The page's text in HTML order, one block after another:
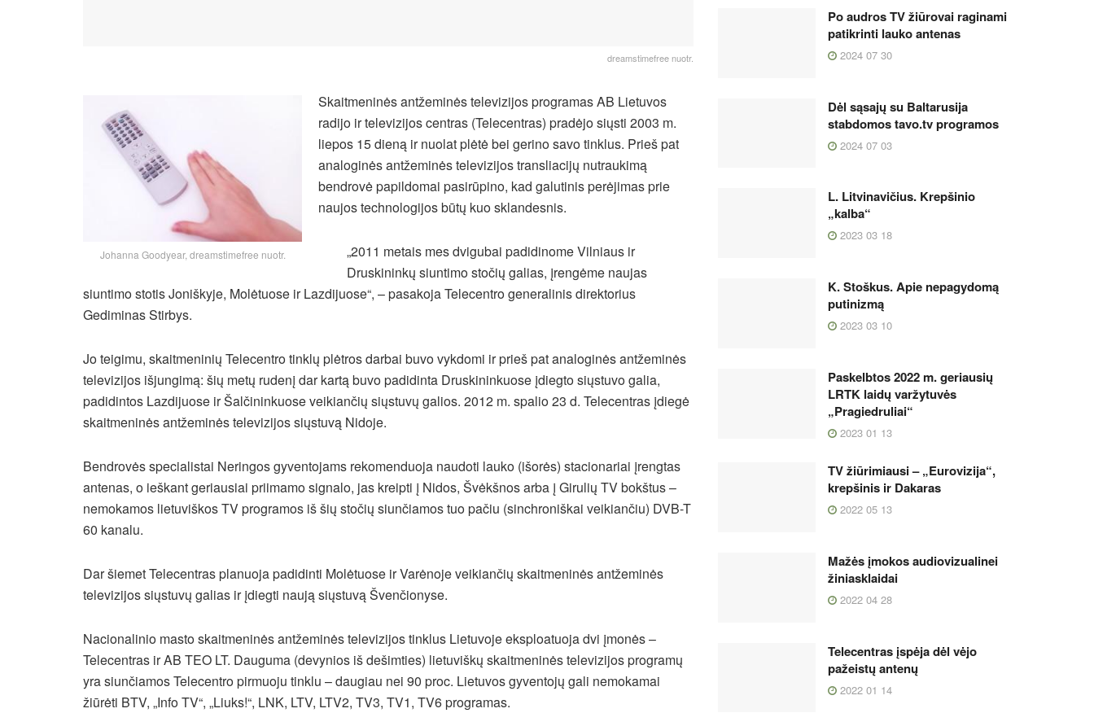
dreamstimefree nuotr.
Johanna Goodyear, dreamstimefree nuotr.
Skaitmeninės antžeminės televizijos programas AB Lietuvos
radijo ir televizijos centras (Telecentras) pradėjo siųsti 2003 m.
liepos 15 dieną ir nuolat plėtė bei gerino savo tinklus. Prieš pat
analoginės antžeminės televizijos transliacijų nutraukimą
bendrovė papildomai pasirūpino, kad galutinis perėjimas prie
naujos technologijos būtų kuo sklandesnis.
„2011 metais mes dvigubai padidinome Vilniaus ir
Druskininkų siuntimo stočių galias, įrengėme naujas
siuntimo stotis Joniškyje, Molėtuose ir Lazdijuose“, – pasakoja Telecentro generalinis direktorius
Gediminas Stirbys.
Jo teigimu, skaitmeninių Telecentro tinklų plėtros darbai buvo vykdomi ir prieš pat analoginės antžeminės
televizijos išjungimą: šių metų rudenį dar kartą buvo padidinta Druskininkuose įdiegto siųstuvo galia,
padidintos Lazdijuose ir Šalčininkuose veikiančių siųstuvų galios. 2012 m. spalio 23 d. Telecentras įdiegė
skaitmeninės antžeminės televizijos siųstuvą Nidoje.
Bendrovės specialistai Neringos gyventojams rekomenduoja naudoti lauko (išorės) stacionariai įrengtas
antenas, o ieškant geriausiai priimamo signalo, jas kreipti į Nidos, Švėkšnos arba į Girulių TV bokštus –
nemokamos lietuviškos TV programos iš šių stočių siunčiamos tuo pačiu (sinchroniškai veikiančiu) DVB-T
60 kanalu.
Dar šiemet Telecentras planuoja padidinti Molėtuose ir Varėnoje veikiančių skaitmeninės antžeminės
televizijos siųstuvų galias ir įdiegti naują siųstuvą Švenčionyse.
Nacionalinio masto skaitmeninės antžeminės televizijos tinklus Lietuvoje eksploatuoja dvi įmonės –
Telecentras ir AB TEO LT. Dauguma (devynios iš dešimties) lietuviškų skaitmeninės televizijos programų
yra siunčiamos Telecentro pirmuoju tinklu – daugiau nei 90 proc. Lietuvos gyventojų gali nemokamai
žiūrėti BTV, „Info TV“, „Liuks!“, LNK, LTV, LTV2, TV3, TV1, TV6 programas.
Po audros TV žiūrovai raginami
patikrinti lauko antenas
2024 07 30
Dėl sąsajų su Baltarusija
stabdomos tavo.tv programos
2024 07 03
L. Litvinavičius. Krepšinio
„kalba“
2023 03 18
K. Stoškus. Apie nepagydomą
putinizmą
2023 03 10
Paskelbtos 2022 m. geriausių
LRTK laidų varžytuvės
„Pragiedruliai“
2023 01 13
TV žiūrimiausi – „Eurovizija“,
krepšinis ir Dakaras
2022 05 13
Mažės įmokos audiovizualinei
žiniasklaidai
2022 04 28
Telecentras įspėja dėl vėjo
pažeistų antenų
2022 01 14